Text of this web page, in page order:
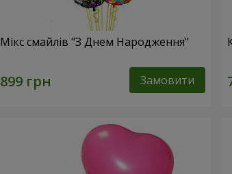
Мікс смайлів "З Днем Народження"
Замовити